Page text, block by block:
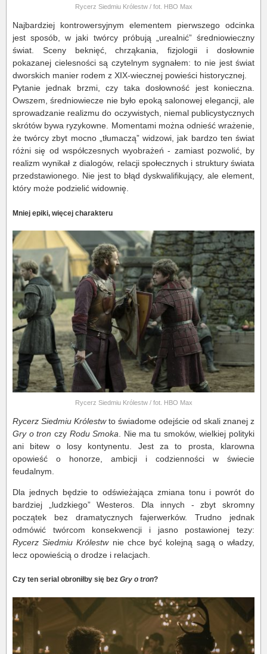
Rycerz Siedmiu Królestw / fot. HBO Max
Najbardziej kontrowersyjnym elementem pierwszego odcinka
jest sposób, w jaki twórcy próbują „urealnić” średniowieczny
świat. Sceny beknięć, chrząkania, fizjologii i dosłownie
pokazanej cielesności są czytelnym sygnałem: to nie jest świat
dworskich manier rodem z XIX-wiecznej powieści historycznej.
Pytanie jednak brzmi, czy taka dosłowność jest konieczna.
Owszem, średniowiecze nie było epoką salonowej elegancji, ale
sprowadzanie realizmu do oczywistych, niemal publicystycznych
skrótów bywa ryzykowne. Momentami można odnieść wrażenie,
że twórcy zbyt mocno „tłumaczą” widzowi, jak bardzo ten świat
różni się od współczesnych wyobrażeń - zamiast pozwolić, by
realizm wynikał z dialogów, relacji społecznych i struktury świata
przedstawionego. Nie jest to błąd dyskwalifikujący, ale element,
który może podzielić widownię.
Mniej epiki, więcej charakteru
Rycerz Siedmiu Królestw / fot. HBO Max
Rycerz Siedmiu Królestwto świadome odejście od skali znanej z
Gry o tron czy Rodu Smoka . Nie ma tu smoków, wielkiej polityki
ani bitew o losy kontynentu. Jest za to prosta, klarowna
opowieść o honorze, ambicji i codzienności w świecie
feudalnym.
Dla jednych będzie to odświeżająca zmiana tonu i powrót do
bardziej „ludzkiego” Westeros. Dla innych - zbyt skromny
początek bez dramatycznych fajerwerków. Trudno jednak
odmówić twórcom konsekwencji i jasno postawionej tezy:
Rycerz Siedmiu Królestwnie chce być kolejną sagą o władzy,
lecz opowieścią o drodze i relacjach.
Czy ten serial obroniłby się bez Gry o tron?